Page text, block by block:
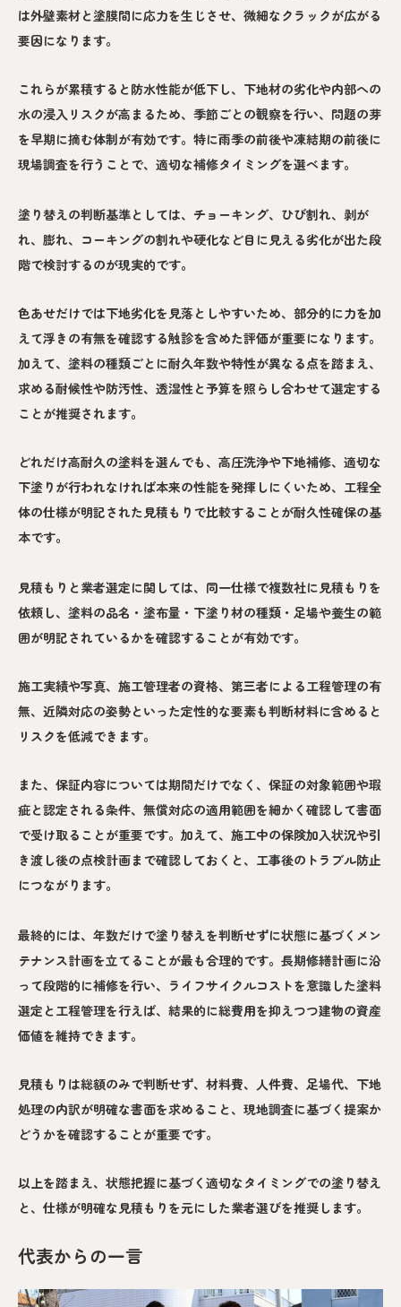
は外壁素材と塗膜間に応力を生じさせ、微細なクラックが広がる
要因になります。
これらが累積すると防水性能が低下し、下地材の劣化や内部への
水の浸入リスクが高まるため、季節ごとの観察を行い、問題の芽
を早期に摘む体制が有効です。特に雨季の前後や凍結期の前後に
現場調査を行うことで、適切な補修タイミングを選べます。
塗り替えの判断基準としては、チョーキング、ひび割れ、剥が
れ、膨れ、コーキングの割れや硬化など目に見える劣化が出た段
階で検討するのが現実的です。
色あせだけでは下地劣化を見落としやすいため、部分的に力を加
えて浮きの有無を確認する触診を含めた評価が重要になります。
加えて、塗料の種類ごとに耐久年数や特性が異なる点を踏まえ、
求める耐候性や防汚性、透湿性と予算を照らし合わせて選定する
ことが推奨されます。
どれだけ高耐久の塗料を選んでも、高圧洗浄や下地補修、適切な
下塗りが行われなければ本来の性能を発揮しにくいため、工程全
体の仕様が明記された見積もりで比較することが耐久性確保の基
本です。
見積もりと業者選定に関しては、同一仕様で複数社に見積もりを
依頼し、塗料の品名・塗布量・下塗り材の種類・足場や養生の範
囲が明記されているかを確認することが有効です。
施工実績や写真、施工管理者の資格、第三者による工程管理の有
無、近隣対応の姿勢といった定性的な要素も判断材料に含めると
リスクを低減できます。
また、保証内容については期間だけでなく、保証の対象範囲や瑕
疵と認定される条件、無償対応の適用範囲を細かく確認して書面
で受け取ることが重要です。加えて、施工中の保険加入状況や引
き渡し後の点検計画まで確認しておくと、工事後のトラブル防止
につながります。
最終的には、年数だけで塗り替えを判断せずに状態に基づくメン
テナンス計画を立てることが最も合理的です。長期修繕計画に沿
って段階的に補修を行い、ライフサイクルコストを意識した塗料
選定と工程管理を行えば、結果的に総費用を抑えつつ建物の資産
価値を維持できます。
見積もりは総額のみで判断せず、材料費、人件費、足場代、下地
処理の内訳が明確な書面を求めること、現地調査に基づく提案か
どうかを確認することが重要です。
以上を踏まえ、状態把握に基づく適切なタイミングでの塗り替え
と、仕様が明確な見積もりを元にした業者選びを推奨します。
代表からの一言